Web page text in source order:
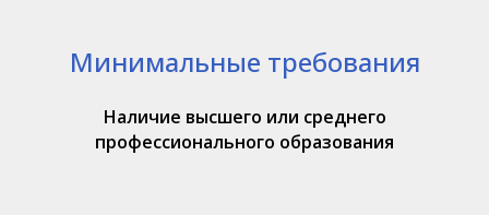
Минимальные требования
Наличие высшего или среднего
профессионального образования